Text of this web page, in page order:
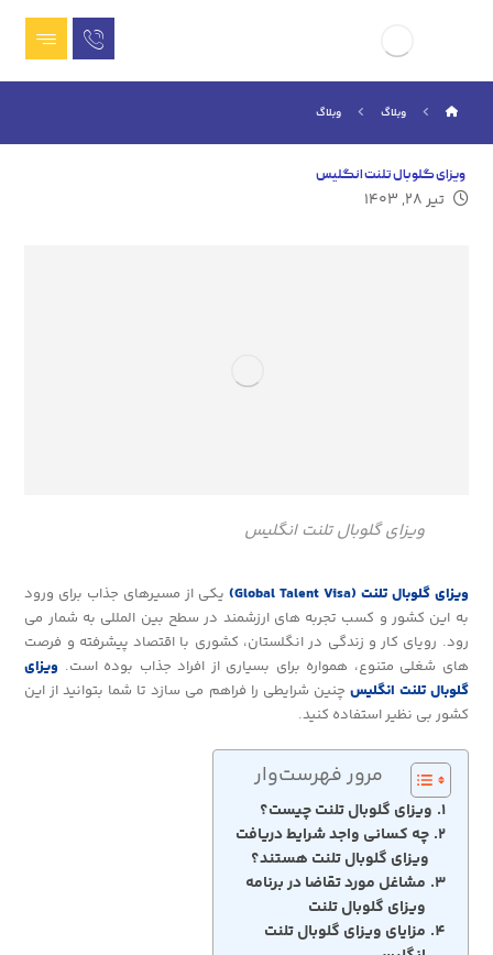
وبلاگ وبلاگ
ویزای گلوبال تلنت انگلیس
تیر ۲۸, ۱۴۰۳
ویزای گلوبال تلنت انگلیس
ویزای گلوبال تلنت (Global Talent Visa)
یکی از مسیرهای جذاب برای ورود
به این کشور و کسب تجربه های ارزشمند در سطح بین المللی به شمار می
رود. رویای کار و زندگی در انگلستان، کشوری با اقتصاد پیشرفته و فرصت
های شغلی متنوع، همواره برای بسیاری از افراد جذاب بوده است. ویزای
گلوبال تلنت انگلیس چنین شرایطی را فراهم می سازد تا شما بتوانید از این
کشور بی نظیر استفاده کنید.
مرور فهرست‌وار
ویزای گلوبال تلنت چیست؟
چه کسانی واجد شرایط دریافت
ویزای گلوبال تلنت هستند؟
مشاغل مورد تقاضا در برنامه
ویزای گلوبال تلنت
مزایای ویزای گلوبال تلنت